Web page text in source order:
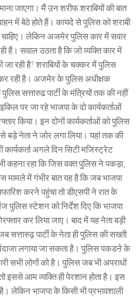
जाएगा। मैं उन शरीफ शराबियों की बात
में बेठे होते हैं। कायदे से पुलिस को शराबी
चाहिए। लेकिन अजमेर पुलिस कार में सवार
हैं। सवाल उठता है कि जो व्यक्ति कार में
जा रही है? शराबियों के चक्कर में पुलिस
कर रही है। अजमेर के पुलिस अधीक्षक
सत्तारुढ पार्टी के मंत्रियों तक की नहीं
पर जा रहे भाजपा के दो कार्यकर्ताओं
किया। इन दोनों कार्यकर्ताओं को पुलिस
नेता ने जोर लगा लिया। यहां तक की
कार्यकर्ता अगले दिन सिटी मजिस्ट्रेट
कहना रहा कि जिस वक्त पुलिस ने पकड़ा,
मामले में गंभीर बात यह है कि जब भाजपा
करने पहुंचा तो डीएसपी ने रात के
पुलिस स्टेशन को निर्देश दिए कि भाजपा
कर लिया जाए। बाद में यह नेता बड़ी
पार्टी के नेता ही पुलिस की सख्ती
लगाया जा सकता है। पुलिस पकडऩे के
सभी लोगों को है। पुलिस जब भी अपराधों
आम व्यक्ति ही पेरशान होता है। इस
लेकिन भाजपा के किसी भी प्रभावशाली